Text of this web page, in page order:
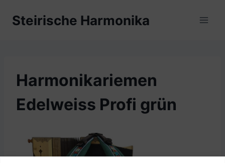
InhaltSteirische Harmonika
Harmonikariemen
Edelweiss Profi grün